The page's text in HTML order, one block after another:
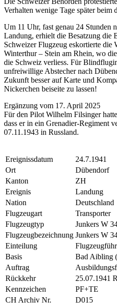
Verhalten wenige Tage später beim
Um 11 Uhr, fast genau 24 Stunden
Landung, erhielt die Besatzung die
Schweizer Flugzeug eskortierte die
Winterthur – Stein am Rhein, wo
die Schweiz verliess. Für
unfreiwillige Abstecher nach
Zukunft besser auf Karte und
Nickerchen beiseite zu lassen!
Ergänzung vom 17. April 2025
Für den Pilot Wilhelm Filsinger
dass er in ein Grenadier-Regiment
07.11.1943 in Russland.
Ereignissdatum
24.7.1941
Ort
Dübendorf
Kanton
ZH
Ereignis
Landung
Nation
Deutschland
Flugzeugart
Transporter
Flugzeugtyp
Junkers W
Flugzeugbezeichnung Junkers W
Einteilung
Basis
Bad Aibling
Auftrag
Rückkehr
25.07.1941
Kennzeichen
PF+TE
CH Archiv Nr.
D015